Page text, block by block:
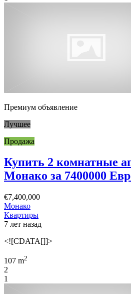
Премиум объявление
Лучшее
Продажа
Купить 2 комнатные
Монако за 7400000
€7,400,000
Монако
Квартиры
7 лет назад
<![CDATA[]]>
107 m2
2
1